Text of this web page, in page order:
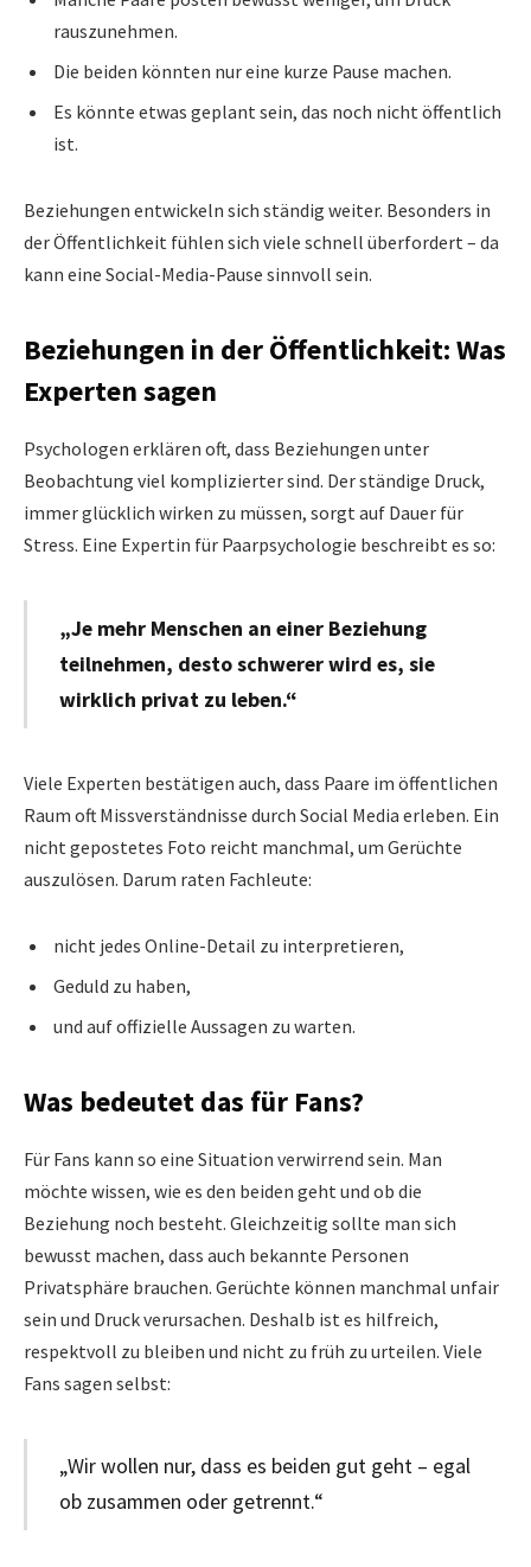
rauszunehmen.
Die beiden könnten nur eine kurze Pause machen.
Es könnte etwas geplant sein, das noch nicht öffentlich
ist.
Beziehungen entwickeln sich ständig weiter. Besonders in
der Öffentlichkeit fühlen sich viele schnell überfordert – da
kann eine Social-Media-Pause sinnvoll sein.
Beziehungen in der Öffentlichkeit: Was
Experten sagen
Psychologen erklären oft, dass Beziehungen unter
Beobachtung viel komplizierter sind. Der ständige Druck,
immer glücklich wirken zu müssen, sorgt auf Dauer für
Stress. Eine Expertin für Paarpsychologie beschreibt es so:
„Je mehr Menschen an einer Beziehung
teilnehmen, desto schwerer wird es, sie
wirklich privat zu leben.“
Viele Experten bestätigen auch, dass Paare im öffentlichen
Raum oft Missverständnisse durch Social Media erleben. Ein
nicht gepostetes Foto reicht manchmal, um Gerüchte
auszulösen. Darum raten Fachleute:
nicht jedes Online-Detail zu interpretieren,
Geduld zu haben,
und auf offizielle Aussagen zu warten.
Was bedeutet das für Fans?
Für Fans kann so eine Situation verwirrend sein. Man
möchte wissen, wie es den beiden geht und ob die
Beziehung noch besteht. Gleichzeitig sollte man sich
bewusst machen, dass auch bekannte Personen
Privatsphäre brauchen. Gerüchte können manchmal unfair
sein und Druck verursachen. Deshalb ist es hilfreich,
respektvoll zu bleiben und nicht zu früh zu urteilen. Viele
Fans sagen selbst:
„Wir wollen nur, dass es beiden gut geht – egal
ob zusammen oder getrennt.“